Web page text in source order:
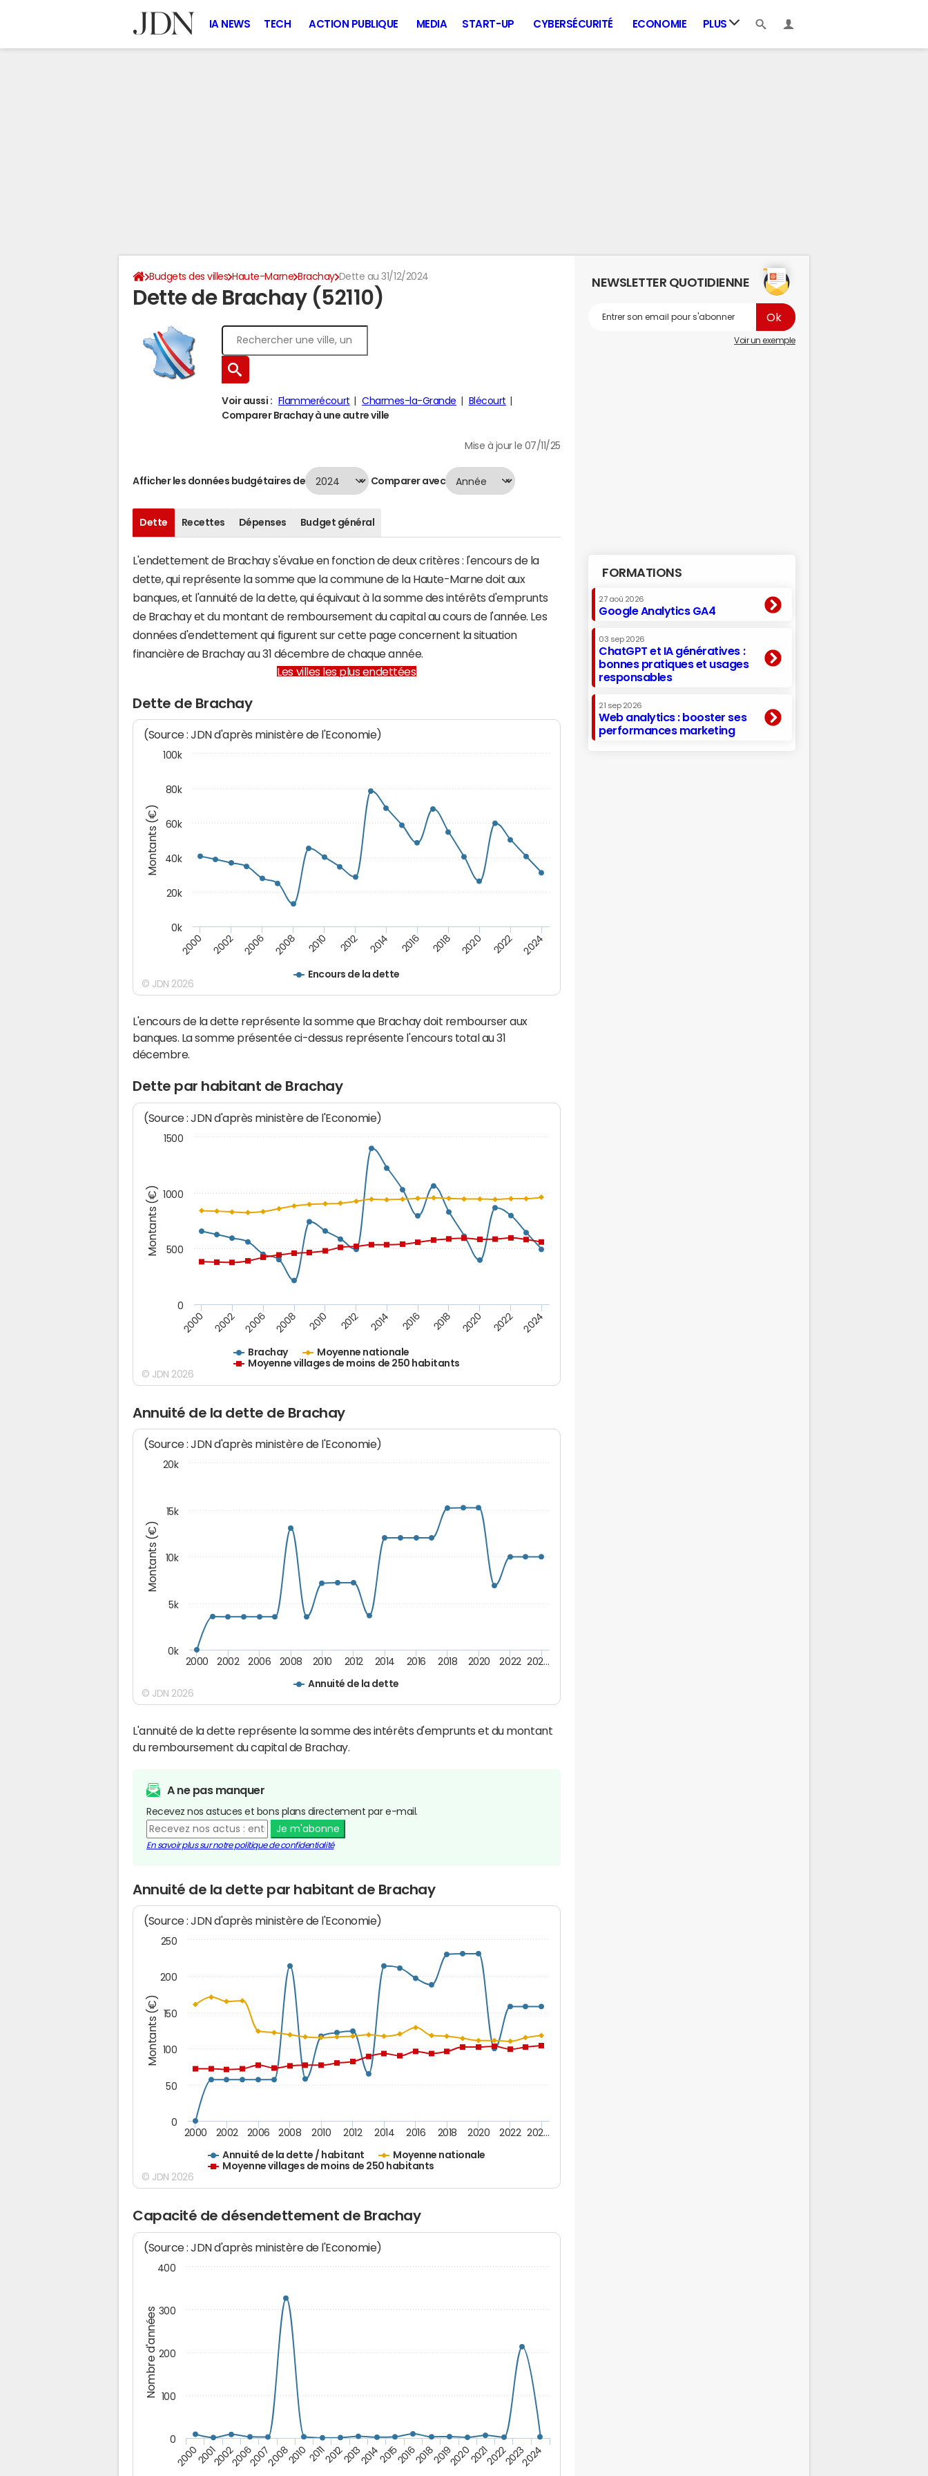
IA NEWS TECH ACTION PUBLIQUE MEDIA START-UP CYBERSÉCURITÉ ECONOMIE PLUS
Budgets des villes Haute-Marne Brachay Dette au 31/12/2024
Dette de Brachay (52110)
Voir aussi : Flammerécourt Charmes-la-Grande
Blécourt
Comparer Brachay à une autre ville
Mise à jour le 07/11/25
Afficher les données budgétaires de Comparer avec
Dette Recettes Dépenses Budget général
L'endettement de Brachay s'évalue en fonction de deux critères : l'encours de la
dette, qui représente la somme que la commune de la Haute-Marne doit aux
banques, et l'annuité de la dette, qui équivaut à la somme des intérêts d'emprunts
de Brachay et du montant de remboursement du capital au cours de l'année. Les
données d'endettement qui figurent sur cette page concernent la situation
financière de Brachay au 31 décembre de chaque année.
Les villes les plus endettées
Dette de Brachay
Montants (€)
(Source : JDN d'après ministère de l'Economie)
Encours de la dette
2000 2002 2006 2008 2010 2012 2014 2016 2018 2020 2022 2024
0k
20k
40k
60k
80k
100k
© JDN 2026
L'encours de la dette représente la somme que Brachay doit rembourser aux
banques. La somme présentée ci-dessus représente l'encours total au 31
décembre.
Dette par habitant de Brachay
Montants (€)
(Source : JDN d'après ministère de l'Economie)
Brachay
Moyenne nationale
Moyenne villages de moins de 250 habitants
2000 2002 2006 2008 2010 2012 2014 2016 2018 2020 2022 2024
0
500
1000
1500
© JDN 2026
Annuité de la dette de Brachay
Montants (€)
(Source : JDN d'après ministère de l'Economie)
Annuité de la dette
2000 2002 2006 2008 2010 2012 2014 2016 2018 2020 2022 202…
0k
5k
10k
15k
20k
© JDN 2026
L'annuité de la dette représente la somme des intérêts d'emprunts et du montant
du remboursement du capital de Brachay.
A ne pas manquer
Recevez nos astuces et bons plans directement par e-mail.
Je m'abonne
En savoir plus sur notre politique de confidentialité
Annuité de la dette par habitant de Brachay
Montants (€)
(Source : JDN d'après ministère de l'Economie)
Annuité de la dette / habitant
Moyenne nationale
Moyenne villages de moins de 250 habitants
2000 2002 2006 2008 2010 2012 2014 2016 2018 2020 2022 202…
0
50
100
150
200
250
© JDN 2026
Capacité de désendettement de Brachay
Nombre d'années
(Source : JDN d'après ministère de l'Economie)
2000200120022006200720082010 2011201220132014201520162018201920202021202220232024
0
100
200
300
400
NEWSLETTER QUOTIDIENNE
Voir un exemple
FORMATIONS
27 aoû 2026
Google Analytics GA4
03 sep 2026
ChatGPT et IA génératives :
bonnes pratiques et usages
responsables
21 sep 2026
Web analytics : booster ses
performances marketing